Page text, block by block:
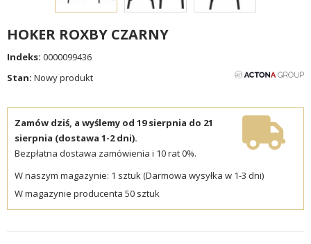
HOKER ROXBY CZARNY
Indeks: 0000099436
Stan: Nowy produkt
Zamów dziś, a wyślemy od 19 sierpnia do 21
sierpnia (dostawa 1-2 dni).
Bezpłatna dostawa zamówienia i 10 rat 0%.
W naszym magazynie: 1 sztuk (Darmowa wysyłka w 1-3 dni)
W magazynie producenta 50 sztuk